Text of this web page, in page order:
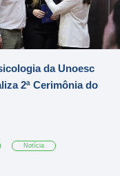
da Unoesc
2ª Cerimônia do
Notícia